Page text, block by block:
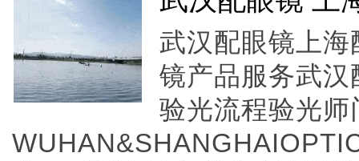
武汉配眼镜上
镜产品服务武
验光流程验光